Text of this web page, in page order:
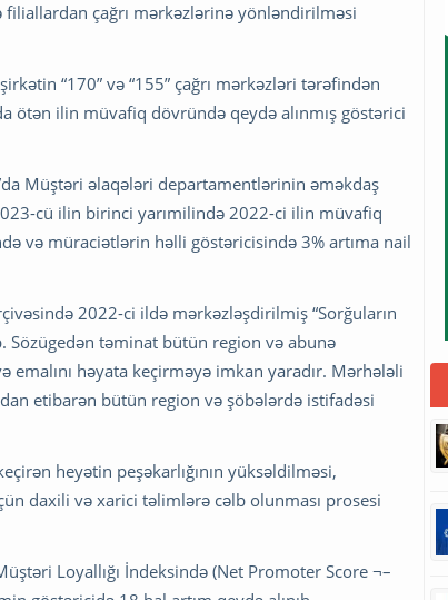
çağrı mərkəzlərinə yönləndirilməsi
“170” və “155” çağrı mərkəzləri tərəfindən
ilin müvafiq dövründə qeydə alınmış göstərici
Müştəri əlaqələri departamentlərinin əməkdaş
cü ilin birinci yarımilində 2022-ci ilin müvafiq
və müraciətlərin həlli göstəricisində 3% artıma nail
2022-ci ildə mərkəzləşdirilmiş “Sorğuların
Sözügedən təminat bütün region və abunə
həyata keçirməyə imkan yaradır. Mərhələli
etibarən bütün region və şöbələrdə istifadəsi
heyətin peşəkarlığının yüksəldilməsi,
daxili və xarici təlimlərə cəlb olunması prosesi
Loyallığı İndeksində (Net Promoter Score ¬–